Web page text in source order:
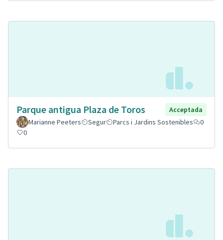
Parque antigua Plaza de Toros
Acceptada
Marianne Peeters
Segur Parcs i Jardins Sostenibles
0
0